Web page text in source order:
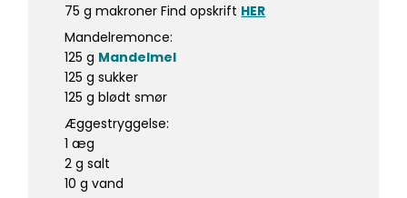
75 g makroner Find opskrift HER
Mandelremonce:
125 g Mandelmel
125 g sukker
125 g blødt smør
Æggestryggelse:
1 æg
2 g salt
10 g vand